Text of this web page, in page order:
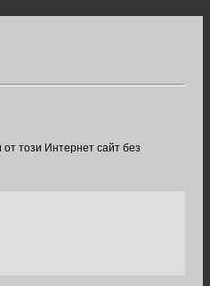
този Интернет сайт без